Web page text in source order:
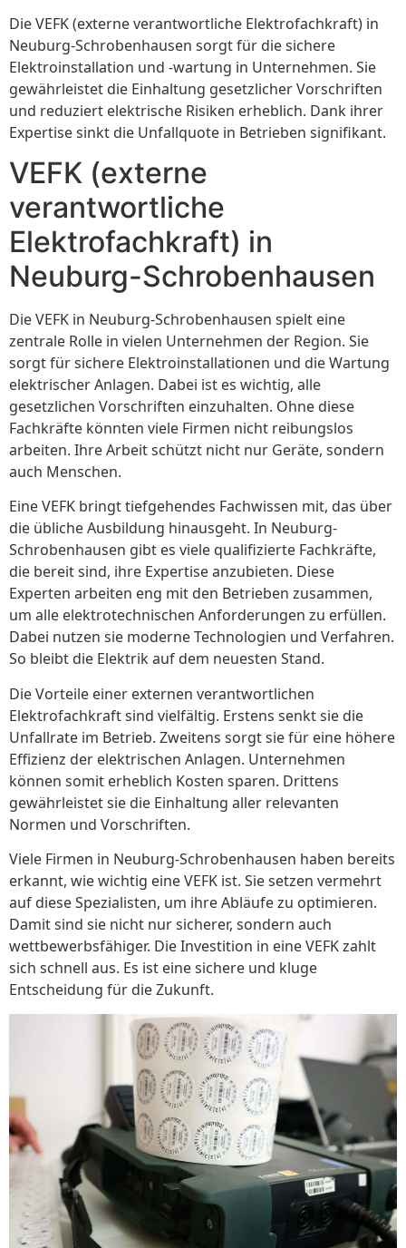
Die VEFK (externe verantwortliche Elektrofachkraft) in
Neuburg-Schrobenhausen sorgt für die sichere
Elektroinstallation und -wartung in Unternehmen. Sie
gewährleistet die Einhaltung gesetzlicher Vorschriften
und reduziert elektrische Risiken erheblich. Dank ihrer
Expertise sinkt die Unfallquote in Betrieben signifikant.
VEFK (externe
verantwortliche
Elektrofachkraft) in
Neuburg-Schrobenhausen
Die VEFK in Neuburg-Schrobenhausen spielt eine
zentrale Rolle in vielen Unternehmen der Region. Sie
sorgt für sichere Elektroinstallationen und die Wartung
elektrischer Anlagen. Dabei ist es wichtig, alle
gesetzlichen Vorschriften einzuhalten. Ohne diese
Fachkräfte könnten viele Firmen nicht reibungslos
arbeiten. Ihre Arbeit schützt nicht nur Geräte, sondern
auch Menschen.
Eine VEFK bringt tiefgehendes Fachwissen mit, das über
die übliche Ausbildung hinausgeht. In Neuburg-
Schrobenhausen gibt es viele qualifizierte Fachkräfte,
die bereit sind, ihre Expertise anzubieten. Diese
Experten arbeiten eng mit den Betrieben zusammen,
um alle elektrotechnischen Anforderungen zu erfüllen.
Dabei nutzen sie moderne Technologien und Verfahren.
So bleibt die Elektrik auf dem neuesten Stand.
Die Vorteile einer externen verantwortlichen
Elektrofachkraft sind vielfältig. Erstens senkt sie die
Unfallrate im Betrieb. Zweitens sorgt sie für eine höhere
Effizienz der elektrischen Anlagen. Unternehmen
können somit erheblich Kosten sparen. Drittens
gewährleistet sie die Einhaltung aller relevanten
Normen und Vorschriften.
Viele Firmen in Neuburg-Schrobenhausen haben bereits
erkannt, wie wichtig eine VEFK ist. Sie setzen vermehrt
auf diese Spezialisten, um ihre Abläufe zu optimieren.
Damit sind sie nicht nur sicherer, sondern auch
wettbewerbsfähiger. Die Investition in eine VEFK zahlt
sich schnell aus. Es ist eine sichere und kluge
Entscheidung für die Zukunft.